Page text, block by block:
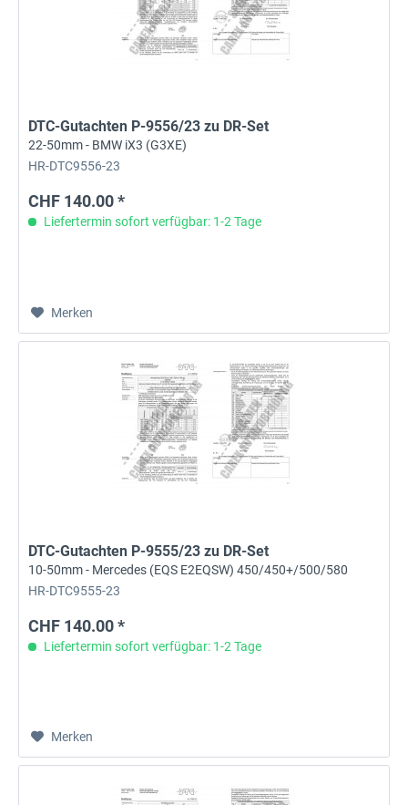
DTC-Gutachten P-9556/23 zu DR-Set
22-50mm - BMW iX3 (G3XE)
HR-DTC9556-23
CHF 140.00 *
Liefertermin sofort verfügbar: 1-2 Tage
Merken
DTC-Gutachten P-9555/23 zu DR-Set
10-50mm - Mercedes (EQS E2EQSW) 450/450+/500/580
HR-DTC9555-23
CHF 140.00 *
Liefertermin sofort verfügbar: 1-2 Tage
Merken